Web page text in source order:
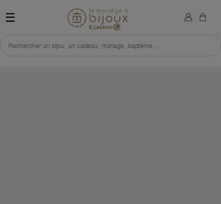
☰ Retour à l'accueil du site
Rechercher un bijou, un cadeau, mariage, baptême...
×